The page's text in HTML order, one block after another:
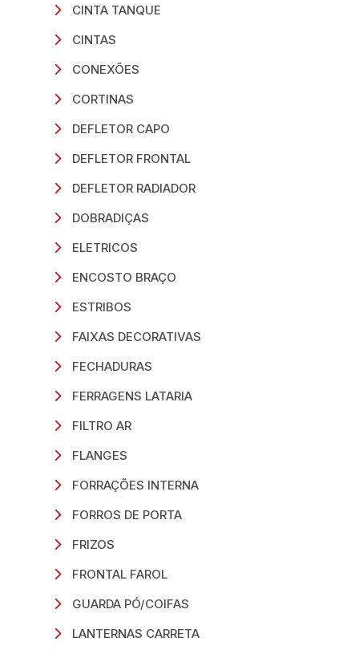
CINTA TANQUE
CINTAS
CONEXÕES
CORTINAS
DEFLETOR CAPO
DEFLETOR FRONTAL
DEFLETOR RADIADOR
DOBRADIÇAS
ELETRICOS
ENCOSTO BRAÇO
ESTRIBOS
FAIXAS DECORATIVAS
FECHADURAS
FERRAGENS LATARIA
FILTRO AR
FLANGES
FORRAÇÕES INTERNA
FORROS DE PORTA
FRIZOS
FRONTAL FAROL
GUARDA PÓ/COIFAS
LANTERNAS CARRETA